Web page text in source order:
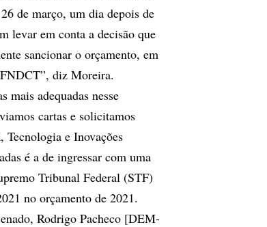
de março, um dia depois de
levar em conta a decisão que
sancionar o orçamento, em
diz Moreira.
mais adequadas nesse
cartas e solicitamos
Tecnologia e Inovações
é a de ingressar com uma
Tribunal Federal (STF)
no orçamento de 2021.
Rodrigo Pacheco [DEM-